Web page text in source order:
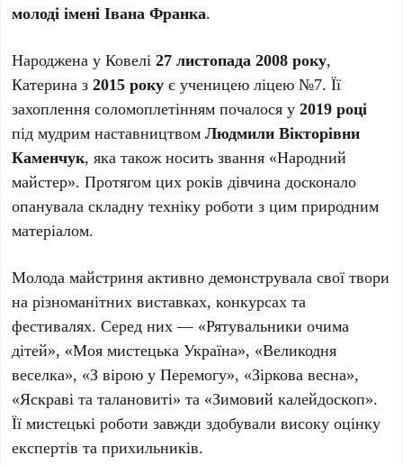
молоді імені Івана Франка.
Народжена у Ковелі27 листопада 2008 року,
Катерина з2015 року є ученицею ліцею №7. Її
захоплення соломоплетінням почалося у2019 році
під мудрим наставництвомЛюдмили Вікторівни
Каменчук, яка також носить звання «Народний
майстер». Протягом цих років дівчина досконало
опанувала складну техніку роботи з цим природним
матеріалом.
Молода майстриня активно демонструвала свої твори
на різноманітних виставках, конкурсах та
фестивалях. Серед них — «Рятувальники очима
дітей», «Моя мистецька Україна», «Великодня
веселка», «З вірою у Перемогу», «Зіркова весна»,
«Яскраві та талановиті» та «Зимовий калейдоскоп».
Її мистецькі роботи завжди здобували високу оцінку
експертів та прихильників.